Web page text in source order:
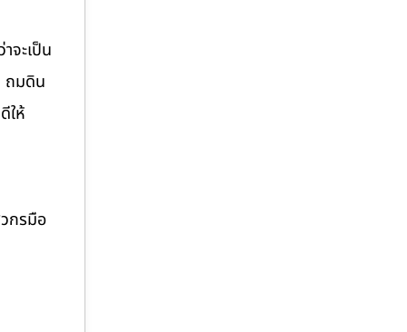
จะเป็น
ถมดิน
ให้
กรมือ